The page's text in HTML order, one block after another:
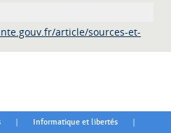
article/sources-et-
| Informatique et libertés |